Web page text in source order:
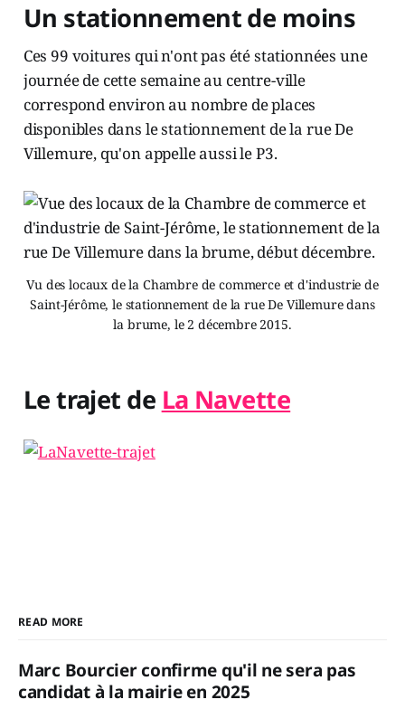
Un stationnement de moins
Ces 99 voitures qui n'ont pas été stationnées une
journée de cette semaine au centre-ville
correspond environ au nombre de places
disponibles dans le stationnement de la rue De
Villemure, qu'on appelle aussi le P3.
Vu des locaux de la Chambre de commerce et d'industrie de
Saint-Jérôme, le stationnement de la rue De Villemure dans
la brume, le 2 décembre 2015.
Le trajet de La Navette
READ MORE
Marc Bourcier confirme qu'il ne sera pas
candidat à la mairie en 2025